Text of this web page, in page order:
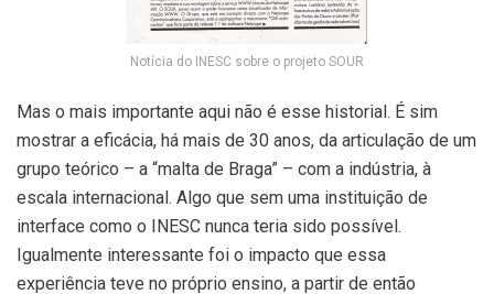
Notícia do INESC sobre o projeto SOUR
Mas o mais importante aqui não é esse historial. É sim
mostrar a eficácia, há mais de 30 anos, da articulação de um
grupo teórico – a “malta de Braga” – com a indústria, à
escala internacional. Algo que sem uma instituição de
interface como o INESC nunca teria sido possível.
Igualmente interessante foi o impacto que essa
experiência teve no próprio ensino, a partir de então